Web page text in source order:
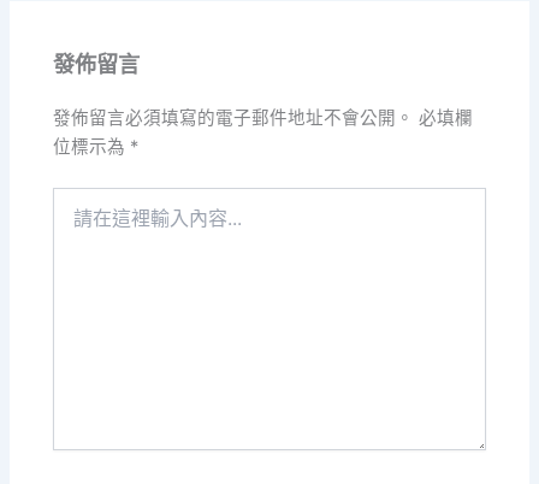
發佈留言
發佈留言必須填寫的電子郵件地址不會公開。 必填欄
位標示為 *